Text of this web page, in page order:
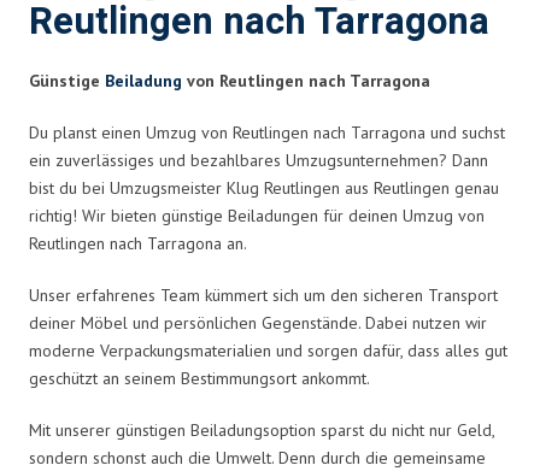
Reutlingen nach Tarragona
Günstige Beiladung von Reutlingen nach Tarragona
Du planst einen Umzug von Reutlingen nach Tarragona und suchst
ein zuverlässiges und bezahlbares Umzugsunternehmen? Dann
bist du bei Umzugsmeister Klug Reutlingen aus Reutlingen genau
richtig! Wir bieten günstige Beiladungen für deinen Umzug von
Reutlingen nach Tarragona an.
Unser erfahrenes Team kümmert sich um den sicheren Transport
deiner Möbel und persönlichen Gegenstände. Dabei nutzen wir
moderne Verpackungsmaterialien und sorgen dafür, dass alles gut
geschützt an seinem Bestimmungsort ankommt.
Mit unserer günstigen Beiladungsoption sparst du nicht nur Geld,
sondern schonst auch die Umwelt. Denn durch die gemeinsame